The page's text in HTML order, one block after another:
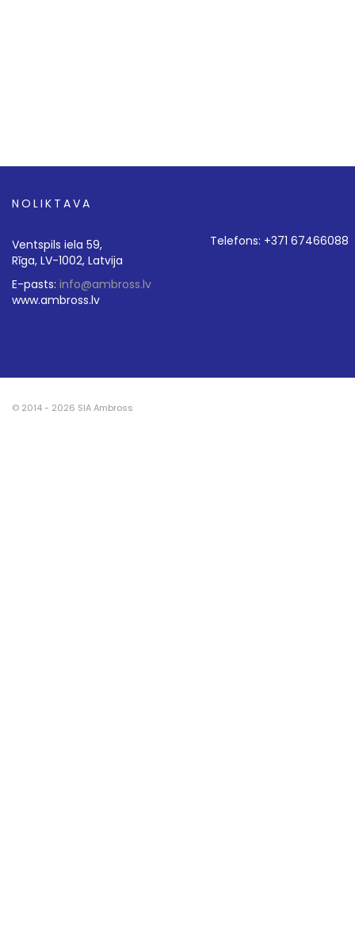
NOLIKTAVA
Ventspils iela 59,
Rīga, LV-1002, Latvija
E-pasts: info@ambross.lv
www.ambross.lv
Telefons: +371 67466088
© 2014 - 2026 SIA Ambross